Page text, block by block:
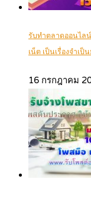
รับทำตลาดออนไล
เน็ต เป็นเรื่องจำเ
16 กรกฎาคม